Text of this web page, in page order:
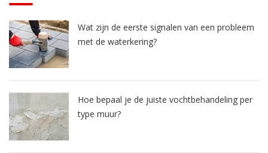
Wat zijn de eerste signalen van een probleem
met de waterkering?
Hoe bepaal je de juiste vochtbehandeling per
type muur?